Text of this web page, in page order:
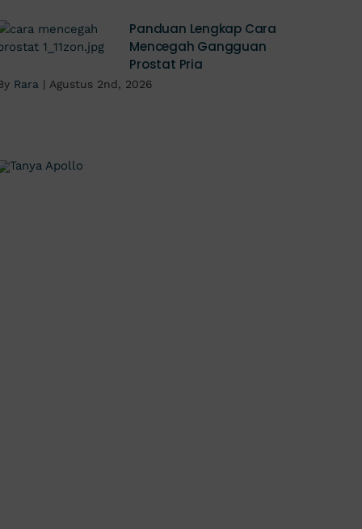
Panduan Lengkap Cara
Mencegah Gangguan
Prostat Pria
Rara | Agustus 2nd, 2026